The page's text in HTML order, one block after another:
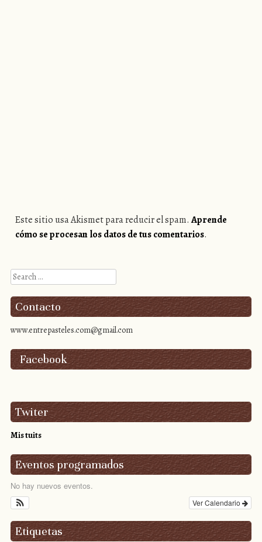
Este sitio usa Akismet para reducir el spam.Aprende
cómo se procesan los datos de tus comentarios.
Search
Contacto
www.entrepasteles.com@gmail.com
Facebook
Twiter
Mis tuits
Eventos programados
No hay nuevos eventos.
Ver Calendario
Etiquetas